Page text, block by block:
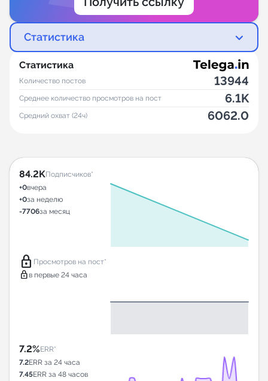
Статистика
Статистика
Количество постов 13944
Среднее количество просмотров на пост 6.1K
Средний охват (24ч) 6062.0
84.2KПодписчиков*
+0вчера
+0за неделю
-7706за месяц
lock Просмотров на пост*
lock в первые 24 часа
7.2%ERR*
7.2ERR за 24 часа
7.45ERR за 48 часов